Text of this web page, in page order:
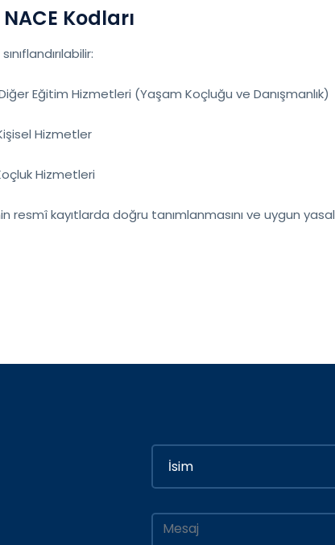
Kodları
Diğer Eğitim Hizmetleri (Yaşam Koçluğu ve Danışmanlık)
Hizmetler
Hizmetleri
resmî kayıtlarda doğru tanımlanmasını ve uygun yasal